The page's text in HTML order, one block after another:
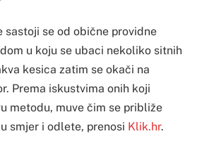
sastoji se od obične providne
u koju se ubaci nekoliko sitnih
kesica zatim se okači na
Prema iskustvima onih koji
metodu, muve čim se približe
smjer i odlete, prenosi Klik.hr.